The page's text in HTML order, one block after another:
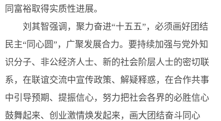
同富裕取得实质性进展。
刘其智强调，聚力奋进“十五五”，必须画好团结
民主“同心圆”，广聚发展合力。要持续加强与党外知
识分子、非公经济人士、新的社会阶层人士的密切联
系，在联谊交流中宣传政策、解疑释惑，在合作共事
中引导预期、提振信心，努力把社会各界的必胜信心
鼓舞起来、创业激情焕发起来，画大团结奋斗同心